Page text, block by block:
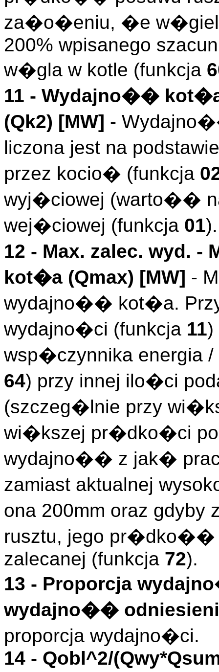
za�o�eniu, �e w�giel
200% wpisanego
w�gla w kotle (funkcja
11 - Wydajno��
(Qk2) [MW] -
liczona jest na
przez kocio� (funkcja
wyj�ciowej (warto��
wej�ciowej (funkcja 01).
12 - Max. zalec. wyd. -
kot�a (Qmax) [MW] -
wydajno�� kot�a.
wydajno�ci (funkcja 11)
wsp�czynnika
64) przy innej ilo�ci
(szczeg�lnie przy
wi�kszej pr�dko�ci
wydajno�� z jak�
zamiast aktualnej
ona 200mm oraz
rusztu, jego pr�dko��
zalecanej (funkcja 72).
13 - Proporcja
wydajno��
proporcja wydajno�ci.
14 - Qobl^2/